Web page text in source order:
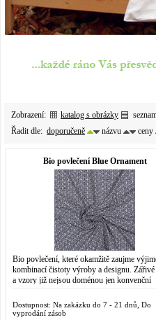
Zobrazení: katalog s obrázky
Řadit dle: doporučeně názvu ceny
Bio povlečení Blue Ornament
Bio povlečení, které okamžitě zaujme
kombinací čistoty výroby a designu.
a vzory již nejsou doménou jen konvenční
Dostupnost: Na zakázku do 7 - 21 dnů, Do
vyprodání zásob